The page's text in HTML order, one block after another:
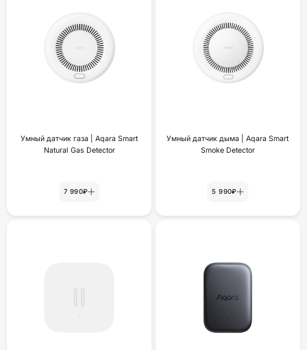
Умный датчик газа | Aqara Smart
Natural Gas Detector
7 990₽
Умный датчик дыма | Aqara Smart
Smoke Detector
5 990₽